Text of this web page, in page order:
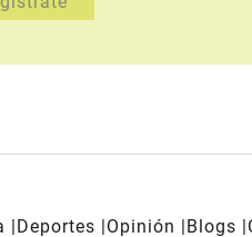
Deportes Opinión Blogs